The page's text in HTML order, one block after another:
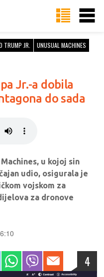
TRUMP JR.
UNUSUAL MACHINES
Jr.-a dobila
do sada
u kojoj sin
udio, osigurala je
vojskom za
za dronove
4